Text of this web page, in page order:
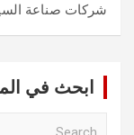
شركات صناعة
ابحث في